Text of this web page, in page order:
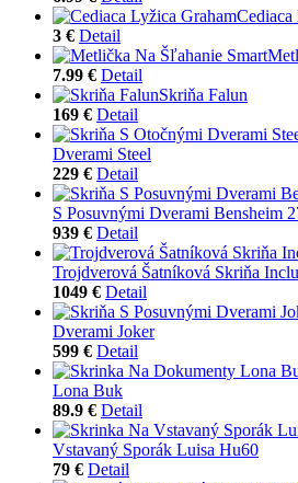
Cediaca
3 € Detail
7.99 € Detail
Skriňa Falun
169 € Detail
Dverami Steel
229 € Detail
S Posuvnými Dverami Bensheim
939 € Detail
Trojdverová Šatníková Skriňa
1049 € Detail
Dverami Joker
599 € Detail
Lona Buk
89.9 € Detail
Vstavaný Sporák Luisa Hu60
79 € Detail